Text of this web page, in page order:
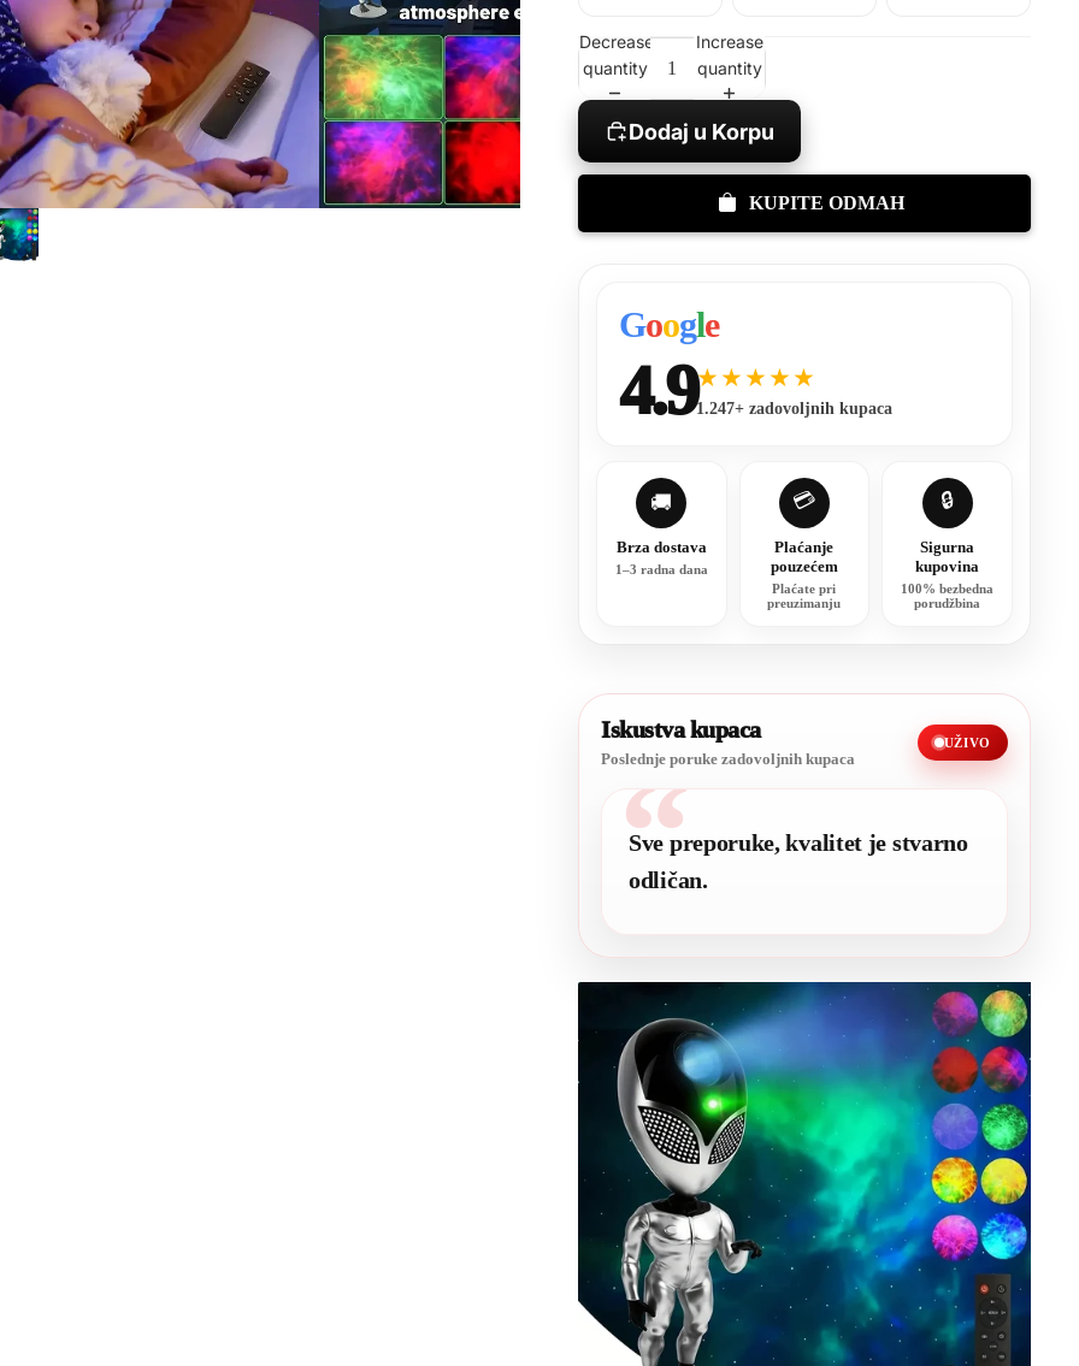
Decrease
quantity
Increase
quantity
Dodaj u Korpu
KUPITE ODMAH
Google
4.9★★★★★
1.247+ zadovoljnih kupaca
🚚
Brza dostava
1–3 radna dana
💳
Plaćanje
pouzećem
Plaćate pri
preuzimanju
🔒
Sigurna
kupovina
100% bezbedna
porudžbina
Iskustva kupaca
Poslednje poruke zadovoljnih kupaca
UŽIVO
“
Sve preporuke, kvalitet je stvarno
odličan.